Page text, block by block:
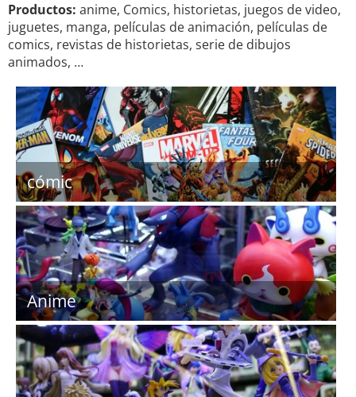
Productos: anime, Comics, historietas, juegos de video,
juguetes, manga, películas de animación, películas de
comics, revistas de historietas, serie de dibujos
animados, …
cómic
Anime